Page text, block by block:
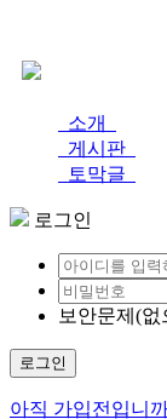
소개
게시판
토막글
로그인
보안문제(
로그인
아직 가입전입니